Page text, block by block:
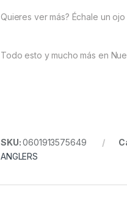
Quieres ver más? Échale un ojo
Todo esto y mucho más en
SKU:0601913575649
ANGLERS